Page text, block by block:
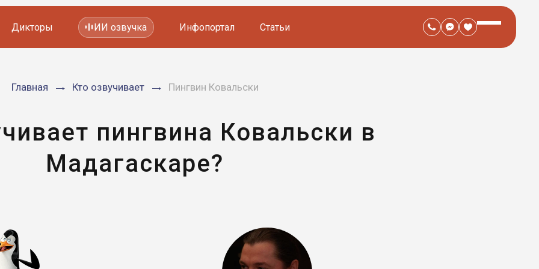
Мультфильмов
Дикторы ИИ озвучка Инфопортал Статьи
Главная Кто озвучивает Пингвин Ковальски
пингвина Ковальски в
Мадагаскаре?